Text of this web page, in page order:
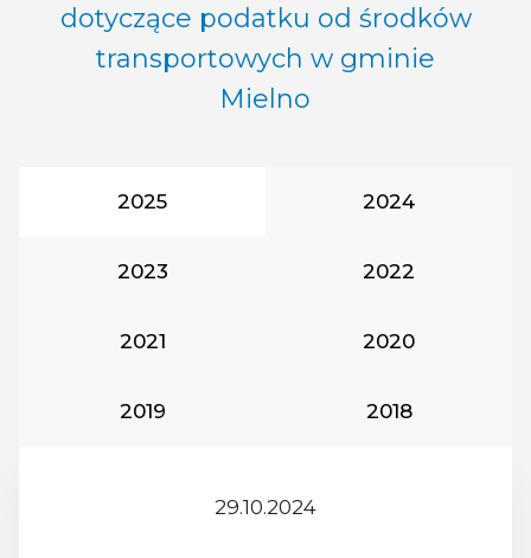
dotyczące podatku od środków
transportowych w gminie
Mielno
Rok podatkowy:
2025 Rok podatkowy:
2024
Rok podatkowy:
2023 Rok podatkowy:
2022
Rok podatkowy:
2021 Rok podatkowy:
2020
Rok podatkowy:
2019 Rok
2018
29.10.2024